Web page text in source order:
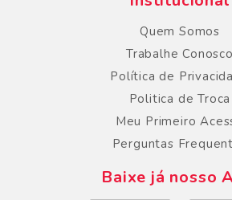
Quem Somos
Trabalhe Conosco
Política de
Politica de Troca
Meu Primeiro
Perguntas
Baixe já nosso